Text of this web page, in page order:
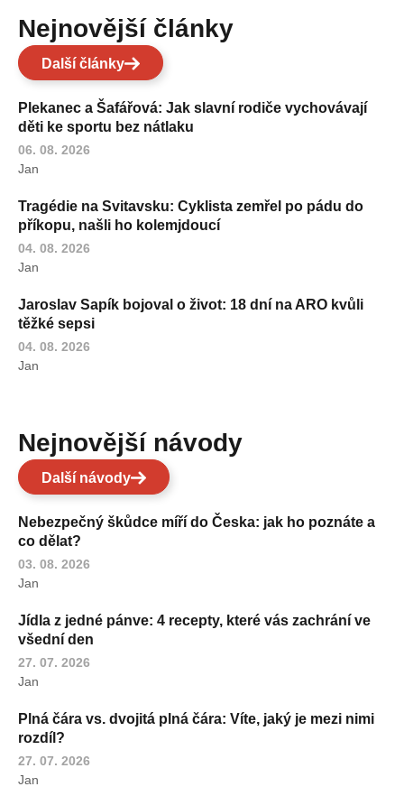
Nejnovější články
Další články
Plekanec a Šafářová: Jak slavní rodiče vychovávají
děti ke sportu bez nátlaku
06. 08. 2026
Jan
Tragédie na Svitavsku: Cyklista zemřel po pádu do
příkopu, našli ho kolemjdoucí
04. 08. 2026
Jan
Jaroslav Sapík bojoval o život: 18 dní na ARO kvůli
těžké sepsi
04. 08. 2026
Jan
Nejnovější návody
Další návody
Nebezpečný škůdce míří do Česka: jak ho poznáte a
co dělat?
03. 08. 2026
Jan
Jídla z jedné pánve: 4 recepty, které vás zachrání ve
všední den
27. 07. 2026
Jan
Plná čára vs. dvojitá plná čára: Víte, jaký je mezi nimi
rozdíl?
27. 07. 2026
Jan